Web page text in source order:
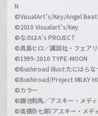
N
©VisualArt's/Key/Angel
©2010 Visualart's/Key
©なのはA's PROJECT
©真島ヒロ／講談社・フェア
©1999-2010 TYPE-MOON
©Bushiroad illust:たにはらな
©Bushiroad/Project MILKY
©カラー
©鎌池和馬／アスキー・メデ
©高橋弥七郎/アスキー・メデ